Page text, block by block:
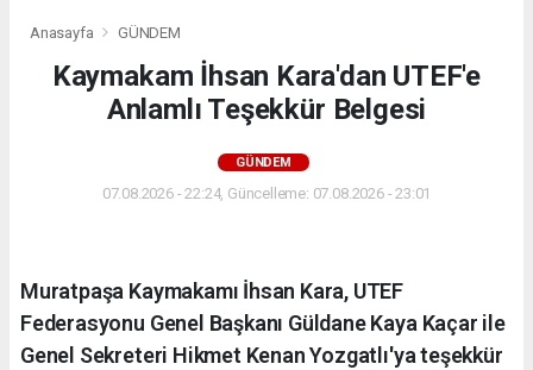
Anasayfa GÜNDEM
Kaymakam İhsan Kara'dan UTEF'e
Anlamlı Teşekkür Belgesi
GÜNDEM
07.08.2026 - 22:24, Güncelleme: 07.08.2026 - 23:01
Muratpaşa Kaymakamı İhsan Kara, UTEF
Federasyonu Genel Başkanı Güldane Kaya Kaçar ile
Genel Sekreteri Hikmet Kenan Yozgatlı'ya teşekkür